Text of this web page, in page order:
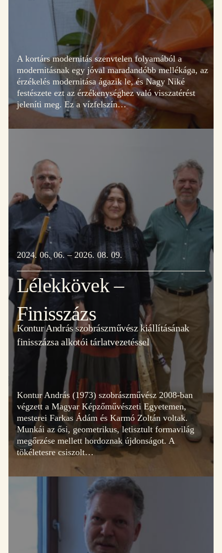
A kortárs modernitás szenvtelen folyamából a
modernitásnak egy jóval maradandóbb mellékága, az
érzékelés modernitása ágazik le, és Nagy Niké
festészete ezt az érzékenységhez való visszatérést
jeleníti meg. Ez a vízfelszín…
2024. 06. 06. – 2026. 08. 09.
Lélekkövek –
Finisszázs
Kontur András szobrászművész kiállításának
finisszázsa alkotói tárlatvezetéssel
Kontur András (1973) szobrászművész 2008-ban
végzett a Magyar Képzőművészeti Egyetemen,
mesterei Farkas Ádám és Karmó Zoltán voltak.
Munkái az ősi, geometrikus, letisztult formavilág
megőrzése mellett hordoznak újdonságot. A
tökéletesre csiszolt…
Cím: Etyek 2091, Magyar utca
65.
Telefon: +36 20 622-8123
Email: hello@etyekimuhely.hu
Rólunk
Kiállítások
Programok
Híreink
Együttműködő partnereink: Támogatóink:
Etyeki Műhely © Minden jog fenntartva – 2026